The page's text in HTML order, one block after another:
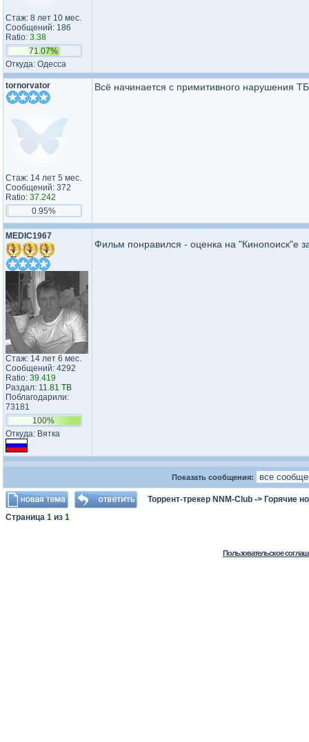
Стаж: 8 лет 10 мес.
Сообщений: 186
Ratio: 3.38
71.07%
Откуда: Одесса
tornorvator
Стаж: 14 лет 5 мес.
Сообщений: 372
Ratio: 37.242
0.95%
Всё начинается с примитивного нарушения
MEDIC1967
Стаж: 14 лет 6 мес.
Сообщений: 4292
Ratio: 39.419
Раздал: 11.81 TB
Поблагодарили:
73181
100%
Откуда: Вятка
Фильм понравился - оценка на "Кинопоиск"е
Показать сообщения:
Торрент-трекер NNM-Club -> Горячие
Страница 1 из 1
Пользовательское